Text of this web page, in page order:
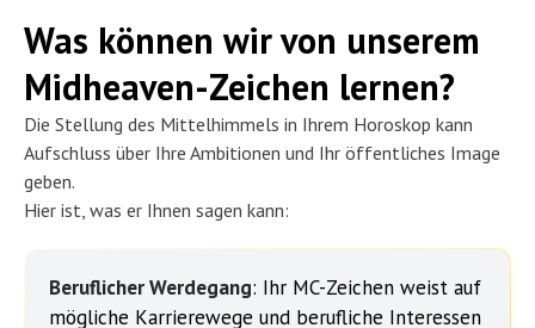
Was können wir von unserem
Midheaven-Zeichen lernen?
Die Stellung des Mittelhimmels in Ihrem Horoskop kann
Aufschluss über Ihre Ambitionen und Ihr öffentliches Image
geben.
Hier ist, was er Ihnen sagen kann:
Beruflicher Werdegang: Ihr MC-Zeichen weist auf
mögliche Karrierewege und berufliche Interessen